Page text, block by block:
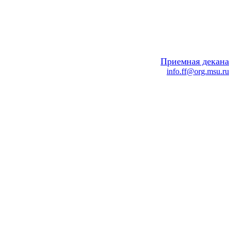
Приемная декана
info.ff@org.msu.ru